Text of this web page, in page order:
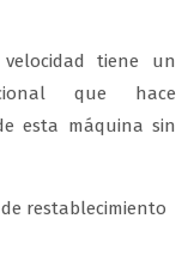
tiene un
que hace
esta máquina sin
restablecimiento